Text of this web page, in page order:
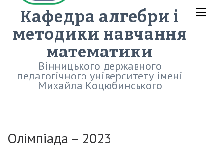
Кафедра алгебри і
методики навчання
математики
Вінницького державного
педагогічного університету імені
Михайла Коцюбинського
Олімпіада – 2023